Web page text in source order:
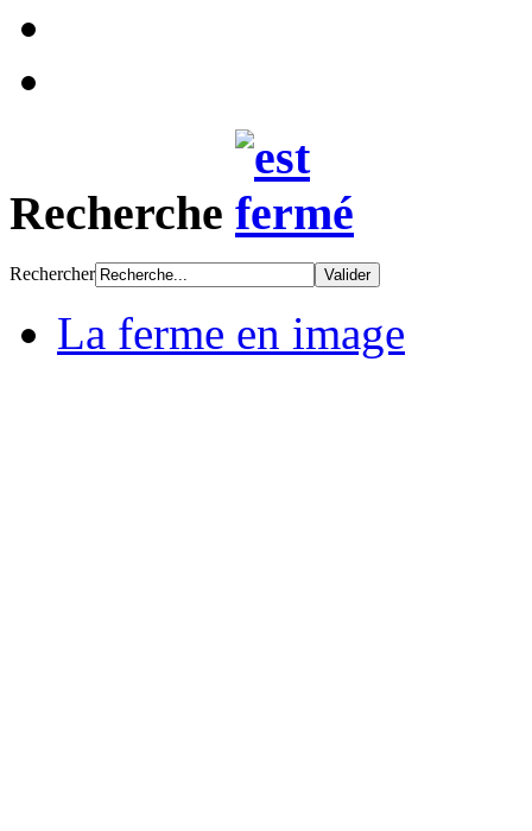
Recherche
Rechercher
La ferme en image